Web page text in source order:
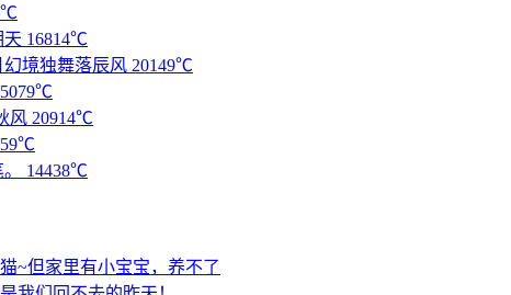
天 16814℃
境独舞落辰风 20149℃
风 20914℃
14438℃
~但家里有小宝宝，养不了